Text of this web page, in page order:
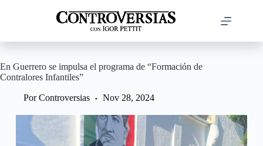
En Guerrero se impulsa el programa de “Formación de
Contralores Infantiles”
Por Controversias Nov 28, 2024